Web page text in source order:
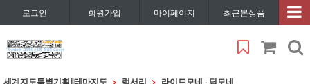
로그인 회원가입 마이페이지 최근본상품
세계지도특별기획Ⅱ테마지도 럭서리 라이트모네 · 딥모네